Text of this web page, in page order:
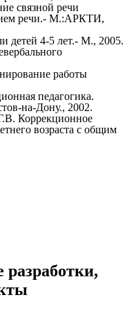
связной речи
речи.- М.:АРКТИ,
детей 4-5 лет.- М., 2005.
работы
педагогика.
на-Дону., 2002.
Коррекционное
возраста с общим
разработки,